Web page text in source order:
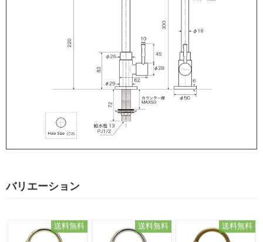
バリエーション
送料無料 送料無料 送料無料